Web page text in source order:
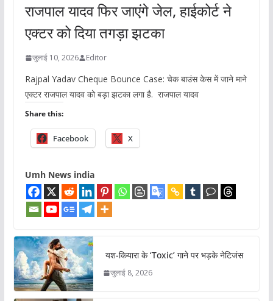
राजपाल यादव फिर जाएंगे जेल, हाईकोर्ट ने
एक्टर को दिया तगड़ा झटका
जुलाई 10, 2026 Editor
Rajpal Yadav Cheque Bounce Case: चेक बाउंस केस में जाने माने
एक्टर राजपाल यादव को बड़ा झटका लगा है. राजपाल यादव
Share this:
Facebook X
Umh News india
यश-कियारा के ‘Toxic’ गाने पर भड़के नेटिजंस
जुलाई 8, 2026